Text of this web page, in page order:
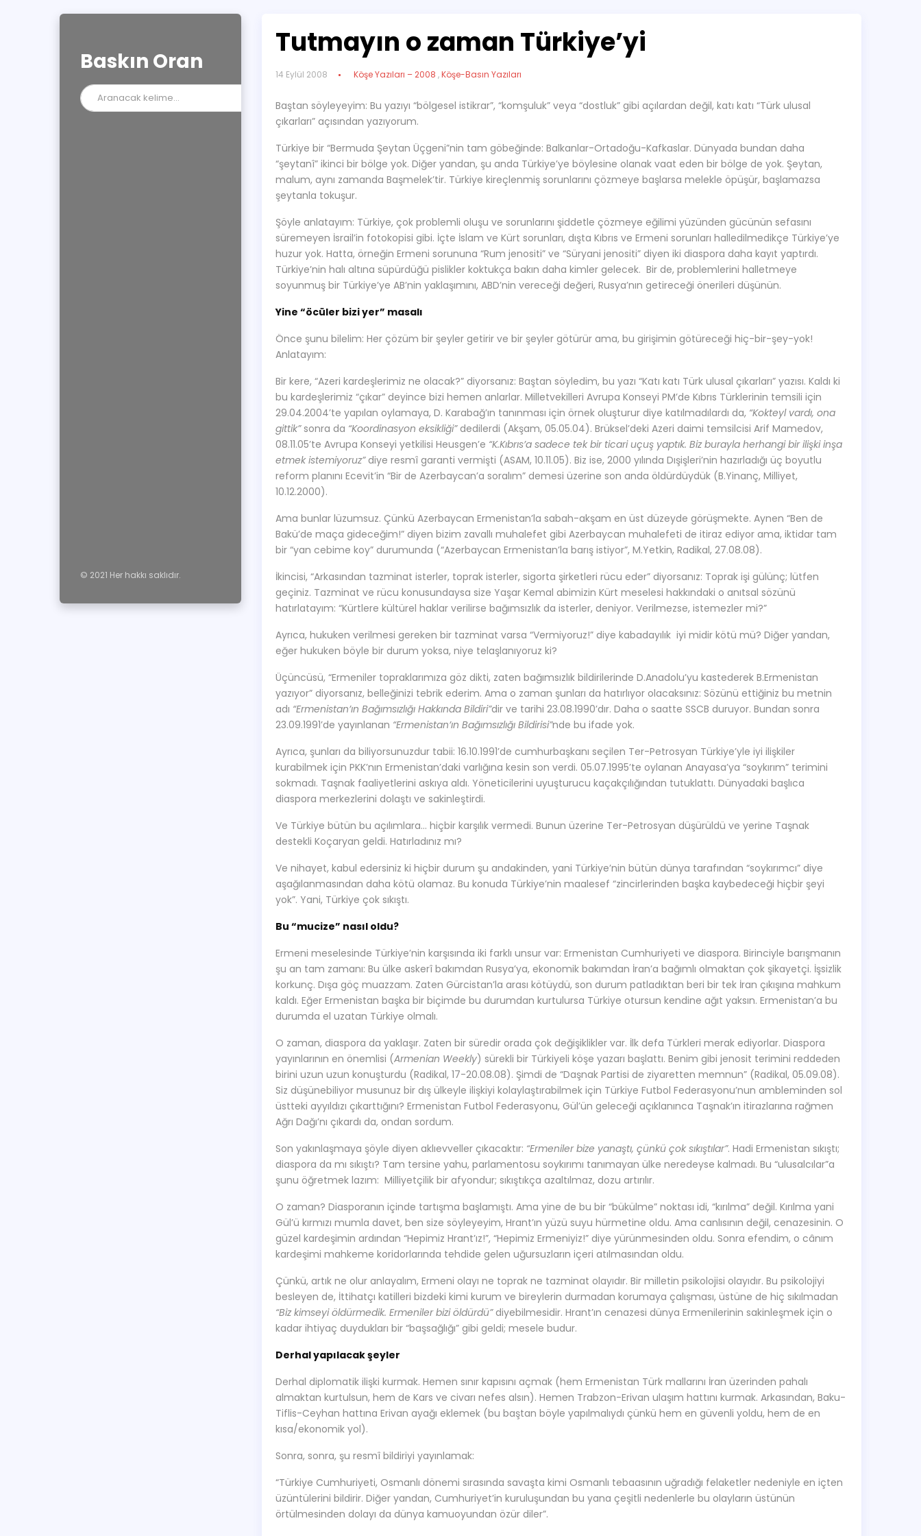
Baskın Oran
© 2021 Her hakkı saklıdır.
Tutmayın o zaman Türkiye’yi
14 Eylül 2008 Köşe Yazıları – 2008 ,Köşe-Basın Yazıları
Baştan söyleyeyim: Bu yazıyı “bölgesel istikrar”, “komşuluk” veya “dostluk” gibi açılardan değil, katı katı “Türk ulusal
çıkarları” açısından yazıyorum.
Türkiye bir “Bermuda Şeytan Üçgeni”nin tam göbeğinde: Balkanlar-Ortadoğu-Kafkaslar. Dünyada bundan daha
“şeytanî” ikinci bir bölge yok. Diğer yandan, şu anda Türkiye’ye böylesine olanak vaat eden bir bölge de yok. Şeytan,
malum, aynı zamanda Başmelek’tir. Türkiye kireçlenmiş sorunlarını çözmeye başlarsa melekle öpüşür, başlamazsa
şeytanla tokuşur.
Şöyle anlatayım: Türkiye, çok problemli oluşu ve sorunlarını şiddetle çözmeye eğilimi yüzünden gücünün sefasını
süremeyen İsrail’in fotokopisi gibi. İçte İslam ve Kürt sorunları, dışta Kıbrıs ve Ermeni sorunları halledilmedikçe Türkiye’ye
huzur yok. Hatta, örneğin Ermeni sorununa “Rum jenositi” ve “Süryani jenositi” diyen iki diaspora daha kayıt yaptırdı.
Türkiye’nin halı altına süpürdüğü pislikler koktukça bakın daha kimler gelecek. Bir de, problemlerini halletmeye
soyunmuş bir Türkiye’ye AB’nin yaklaşımını, ABD’nin vereceği değeri, Rusya’nın getireceği önerileri düşünün.
Yine “öcüler bizi yer” masalı
Önce şunu bilelim: Her çözüm bir şeyler getirir ve bir şeyler götürür ama, bu girişimin götüreceği hiç-bir-şey-yok!
Anlatayım:
Bir kere, “Azeri kardeşlerimiz ne olacak?” diyorsanız: Baştan söyledim, bu yazı “Katı katı Türk ulusal çıkarları” yazısı. Kaldı ki
bu kardeşlerimiz “çıkar” deyince bizi hemen anlarlar. Milletvekilleri Avrupa Konseyi PM’de Kıbrıs Türklerinin temsili için
29.04.2004’te yapılan oylamaya, D. Karabağ’ın tanınması için örnek oluşturur diye katılmadılardı da, “Kokteyl vardı, ona
gittik”sonra da “Koordinasyon eksikliği”dedilerdi (Akşam, 05.05.04). Brüksel’deki Azeri daimi temsilcisi Arif Mamedov,
08.11.05’te Avrupa Konseyi yetkilisi Heusgen’e “K.Kıbrıs’a sadece tek bir ticari uçuş yaptık. Biz burayla herhangi bir ilişki inşa
etmek istemiyoruz”diye resmî garanti vermişti (ASAM, 10.11.05). Biz ise, 2000 yılında Dışişleri’nin hazırladığı üç boyutlu
reform planını Ecevit’in “Bir de Azerbaycan’a soralım” demesi üzerine son anda öldürdüydük (B.Yinanç, Milliyet,
10.12.2000).
Ama bunlar lüzumsuz. Çünkü Azerbaycan Ermenistan’la sabah-akşam en üst düzeyde görüşmekte. Aynen “Ben de
Bakü’de maça gideceğim!” diyen bizim zavallı muhalefet gibi Azerbaycan muhalefeti de itiraz ediyor ama, iktidar tam
bir “yan cebime koy” durumunda (“Azerbaycan Ermenistan’la barış istiyor”, M.Yetkin, Radikal, 27.08.08).
İkincisi, “Arkasından tazminat isterler, toprak isterler, sigorta şirketleri rücu eder” diyorsanız: Toprak işi gülünç; lütfen
geçiniz. Tazminat ve rücu konusundaysa size Yaşar Kemal abimizin Kürt meselesi hakkındaki o anıtsal sözünü
hatırlatayım: “Kürtlere kültürel haklar verilirse bağımsızlık da isterler, deniyor. Verilmezse, istemezler mi?”
Ayrıca, hukuken verilmesi gereken bir tazminat varsa “Vermiyoruz!” diye kabadayılık iyi midir kötü mü? Diğer yandan,
eğer hukuken böyle bir durum yoksa, niye telaşlanıyoruz ki?
Üçüncüsü, “Ermeniler topraklarımıza göz dikti, zaten bağımsızlık bildirilerinde D.Anadolu’yu kastederek B.Ermenistan
yazıyor” diyorsanız, belleğinizi tebrik ederim. Ama o zaman şunları da hatırlıyor olacaksınız: Sözünü ettiğiniz bu metnin
adı “Ermenistan’ın Bağımsızlığı Hakkında Bildiri”dir ve tarihi 23.08.1990’dır. Daha o saatte SSCB duruyor. Bundan sonra
23.09.1991’de yayınlanan “Ermenistan’ın Bağımsızlığı Bildirisi”nde bu ifade yok.
Ayrıca, şunları da biliyorsunuzdur tabii: 16.10.1991’de cumhurbaşkanı seçilen Ter-Petrosyan Türkiye’yle iyi ilişkiler
kurabilmek için PKK’nın Ermenistan’daki varlığına kesin son verdi. 05.07.1995’te oylanan Anayasa’ya “soykırım” terimini
sokmadı. Taşnak faaliyetlerini askıya aldı. Yöneticilerini uyuşturucu kaçakçılığından tutuklattı. Dünyadaki başlıca
diaspora merkezlerini dolaştı ve sakinleştirdi.
Ve Türkiye bütün bu açılımlara… hiçbir karşılık vermedi. Bunun üzerine Ter-Petrosyan düşürüldü ve yerine Taşnak
destekli Koçaryan geldi. Hatırladınız mı?
Ve nihayet, kabul edersiniz ki hiçbir durum şu andakinden, yani Türkiye’nin bütün dünya tarafından “soykırımcı” diye
aşağılanmasından daha kötü olamaz. Bu konuda Türkiye’nin maalesef “zincirlerinden başka kaybedeceği hiçbir şeyi
yok”. Yani, Türkiye çok sıkıştı.
Bu “mucize” nasıl oldu?
Ermeni meselesinde Türkiye’nin karşısında iki farklı unsur var: Ermenistan Cumhuriyeti ve diaspora. Birinciyle barışmanın
şu an tam zamanı: Bu ülke askerî bakımdan Rusya’ya, ekonomik bakımdan İran’a bağımlı olmaktan çok şikayetçi. İşsizlik
korkunç. Dışa göç muazzam. Zaten Gürcistan’la arası kötüydü, son durum patladıktan beri bir tek İran çıkışına mahkum
kaldı. Eğer Ermenistan başka bir biçimde bu durumdan kurtulursa Türkiye otursun kendine ağıt yaksın. Ermenistan’a bu
durumda el uzatan Türkiye olmalı.
O zaman, diaspora da yaklaşır. Zaten bir süredir orada çok değişiklikler var. İlk defa Türkleri merak ediyorlar. Diaspora
yayınlarının en önemlisi (Armenian Weekly) sürekli bir Türkiyeli köşe yazarı başlattı. Benim gibi jenosit terimini reddeden
birini uzun uzun konuşturdu (Radikal, 17-20.08.08). Şimdi de “Daşnak Partisi de ziyaretten memnun” (Radikal, 05.09.08).
Siz düşünebiliyor musunuz bir dış ülkeyle ilişkiyi kolaylaştırabilmek için Türkiye Futbol Federasyonu’nun ambleminden sol
üstteki ayyıldızı çıkarttığını? Ermenistan Futbol Federasyonu, Gül’ün geleceği açıklanınca Taşnak’ın itirazlarına rağmen
Ağrı Dağı’nı çıkardı da, ondan sordum.
Son yakınlaşmaya şöyle diyen aklıevveller çıkacaktır: “Ermeniler bize yanaştı, çünkü çok sıkıştılar”. Hadi Ermenistan sıkıştı;
diaspora da mı sıkıştı? Tam tersine yahu, parlamentosu soykırımı tanımayan ülke neredeyse kalmadı. Bu “ulusalcılar”a
şunu öğretmek lazım: Milliyetçilik bir afyondur; sıkıştıkça azaltılmaz, dozu artırılır.
O zaman? Diasporanın içinde tartışma başlamıştı. Ama yine de bu bir “bükülme” noktası idi, “kırılma” değil. Kırılma yani
Gül’ü kırmızı mumla davet, ben size söyleyeyim, Hrant’ın yüzü suyu hürmetine oldu. Ama canlısının değil, cenazesinin. O
güzel kardeşimin ardından “Hepimiz Hrant’ız!”, “Hepimiz Ermeniyiz!” diye yürünmesinden oldu. Sonra efendim, o cânım
kardeşimi mahkeme koridorlarında tehdide gelen uğursuzların içeri atılmasından oldu.
Çünkü, artık ne olur anlayalım, Ermeni olayı ne toprak ne tazminat olayıdır. Bir milletin psikolojisi olayıdır. Bu psikolojiyi
besleyen de, İttihatçı katilleri bizdeki kimi kurum ve bireylerin durmadan korumaya çalışması, üstüne de hiç sıkılmadan
“Biz kimseyi öldürmedik. Ermeniler bizi öldürdü”diyebilmesidir. Hrant’ın cenazesi dünya Ermenilerinin sakinleşmek için o
kadar ihtiyaç duydukları bir “başsağlığı” gibi geldi; mesele budur.
Derhal yapılacak şeyler
Derhal diplomatik ilişki kurmak. Hemen sınır kapısını açmak (hem Ermenistan Türk mallarını İran üzerinden pahalı
almaktan kurtulsun, hem de Kars ve civarı nefes alsın). Hemen Trabzon-Erivan ulaşım hattını kurmak. Arkasından, Baku-
Tiflis-Ceyhan hattına Erivan ayağı eklemek (bu baştan böyle yapılmalıydı çünkü hem en güvenli yoldu, hem de en
kısa/ekonomik yol).
Sonra, sonra, şu resmî bildiriyi yayınlamak:
“Türkiye Cumhuriyeti, Osmanlı dönemi sırasında savaşta kimi Osmanlı tebaasının uğradığı felaketler nedeniyle en içten
üzüntülerini bildirir. Diğer yandan, Cumhuriyet’in kuruluşundan bu yana çeşitli nedenlerle bu olayların üstünün
örtülmesinden dolayı da dünya kamuoyundan özür diler”.